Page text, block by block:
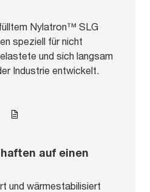
Nylatron™ SLG
speziell für nicht
und sich langsam
Industrie entwickelt.
auf einen
und wärmestabilisiert